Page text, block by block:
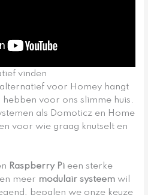
vinden
voor Homey hangt
voor ons slimme huis.
als Domoticz en Home
voor wie graag knutselt en
Raspberry Pi een sterke
meer modulair systeem wil
bepalen we onze keuze